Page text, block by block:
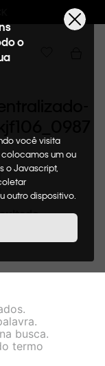
GRÁTIS nas
o
você visita
colocamos um ou
o Javascript,
outro dispositivo.
e quais
dados
nosso site,
para
em nossa
o nosso aviso de
busca.
termo